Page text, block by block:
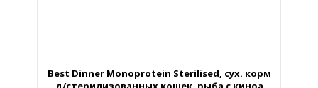
Best Dinner Monoprotein Sterilised, сух. корм